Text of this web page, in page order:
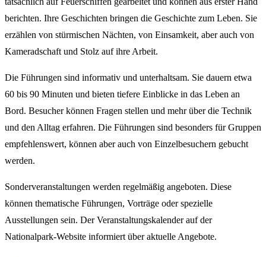
berichten. Ihre Geschichten bringen die Geschichte zum Leben. Sie
erzählen von stürmischen Nächten, von Einsamkeit, aber auch von
Kameradschaft und Stolz auf ihre Arbeit.
Die Führungen sind informativ und unterhaltsam. Sie dauern etwa
60 bis 90 Minuten und bieten tiefere Einblicke in das Leben an
Bord. Besucher können Fragen stellen und mehr über die Technik
und den Alltag erfahren. Die Führungen sind besonders für Gruppen
empfehlenswert, können aber auch von Einzelbesuchern gebucht
werden.
Sonderveranstaltungen werden regelmäßig angeboten. Diese
können thematische Führungen, Vorträge oder spezielle
Ausstellungen sein. Der Veranstaltungskalender auf der
Nationalpark-Website informiert über aktuelle Angebote.